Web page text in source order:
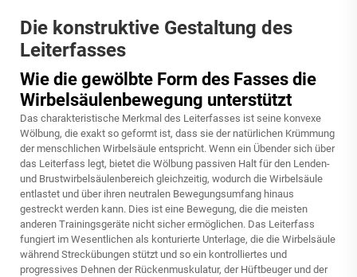
Die konstruktive Gestaltung des
Leiterfasses
Wie die gewölbte Form des Fasses die
Wirbelsäulenbewegung unterstützt
Das charakteristische Merkmal des Leiterfasses ist seine konvexe
Wölbung, die exakt so geformt ist, dass sie der natürlichen Krümmung
der menschlichen Wirbelsäule entspricht. Wenn ein Übender sich über
das Leiterfass legt, bietet die Wölbung passiven Halt für den Lenden-
und Brustwirbelsäulenbereich gleichzeitig, wodurch die Wirbelsäule
entlastet und über ihren neutralen Bewegungsumfang hinaus
gestreckt werden kann. Dies ist eine Bewegung, die die meisten
anderen Trainingsgeräte nicht sicher ermöglichen. Das Leiterfass
fungiert im Wesentlichen als konturierte Unterlage, die die Wirbelsäule
während Streckübungen stützt und so ein kontrolliertes und
progressives Dehnen der Rückenmuskulatur, der Hüftbeuger und der